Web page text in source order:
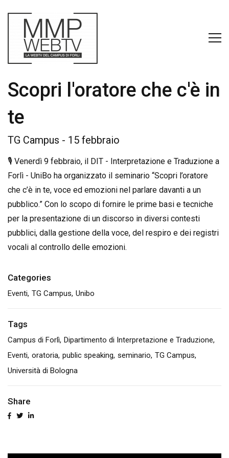
Scopri l'oratore che c'è in
te
TG Campus - 15 febbraio
🎙️ Venerdì 9 febbraio, il DIT - Interpretazione e Traduzione a
Forlì - UniBo ha organizzato il seminario “Scopri l’oratore
che c’è in te, voce ed emozioni nel parlare davanti a un
pubblico.” Con lo scopo di fornire le prime basi e tecniche
per la presentazione di un discorso in diversi contesti
pubblici, dalla gestione della voce, del respiro e dei registri
vocali al controllo delle emozioni.
Categories
Eventi TG Campus Unibo
Tags
Campus di Forlì Dipartimento di Interpretazione e Traduzione
Eventi oratoria public speaking seminario TG Campus
Università di Bologna
Share